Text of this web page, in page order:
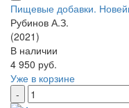
Пищевые добавки.
Рубинов А.З.
(2021)
В наличии
4 950 руб.
Уже в корзине